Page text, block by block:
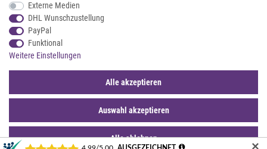
Externe Medien
DHL Wunschzustellung
PayPal
Funktional
Weitere Einstellungen
Auswahl akzeptieren
Alle ablehnen
Alle akzeptieren
© 2026 styleBREAKER | Alle Rechte vorbehalten. |
*Sternchentexte und rechtliche Hinweise
✕